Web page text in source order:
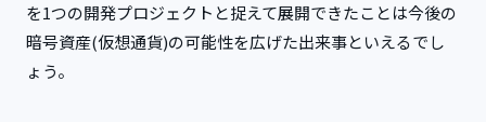
を1つの開発プロジェクトと捉えて展開できたことは今後の
暗号資産(仮想通貨)の可能性を広げた出来事といえるでし
ょう。